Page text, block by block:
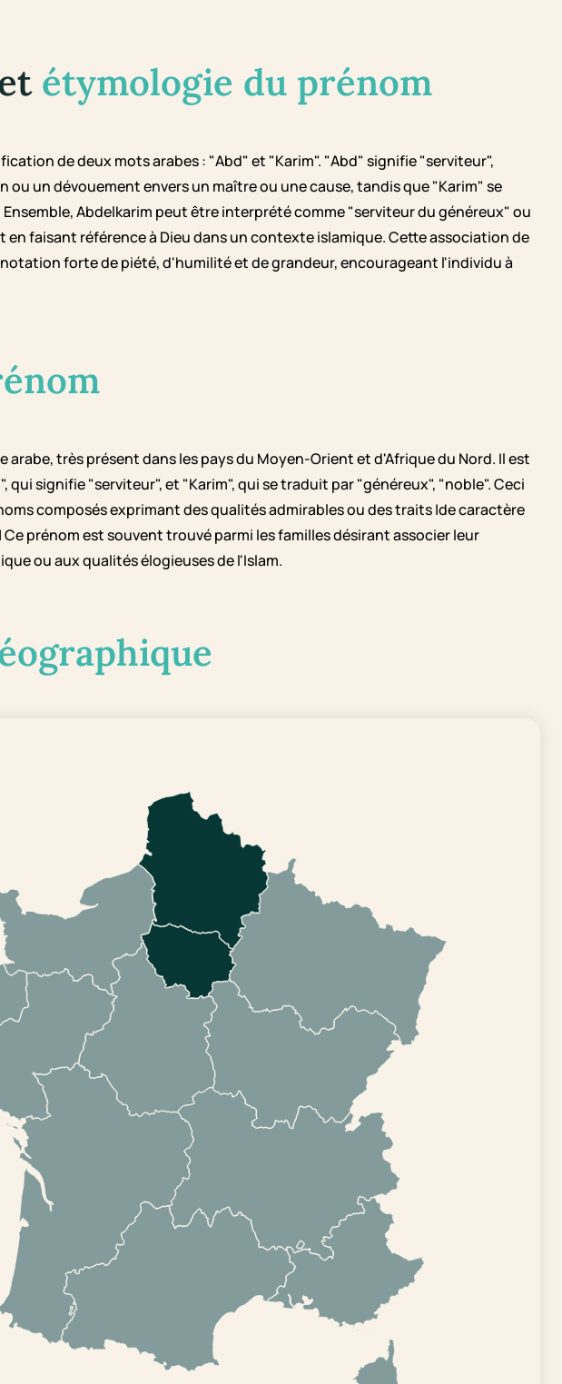
étymologie du prénom
de deux mots arabes : "Abd" et "Karim". "Abd" signifie "serviteur",
un dévouement envers un maître ou une cause, tandis que "Karim" se
Abdelkarim peut être interprété comme "serviteur du généreux" ou
en faisant référence à Dieu dans un contexte islamique. Cette association de
forte de piété, d'humilité et de grandeur, encourageant l'individu à
arabe, très présent dans les pays du Moyen-Orient et d'Afrique du Nord. Il est
qui signifie "serviteur", et "Karim", qui se traduit par "généreux", "noble". Ceci
composés exprimant des qualités admirables ou des traits |de caractère
Ce prénom est souvent trouvé parmi les familles désirant associer leur
ou aux qualités élogieuses de l'Islam.